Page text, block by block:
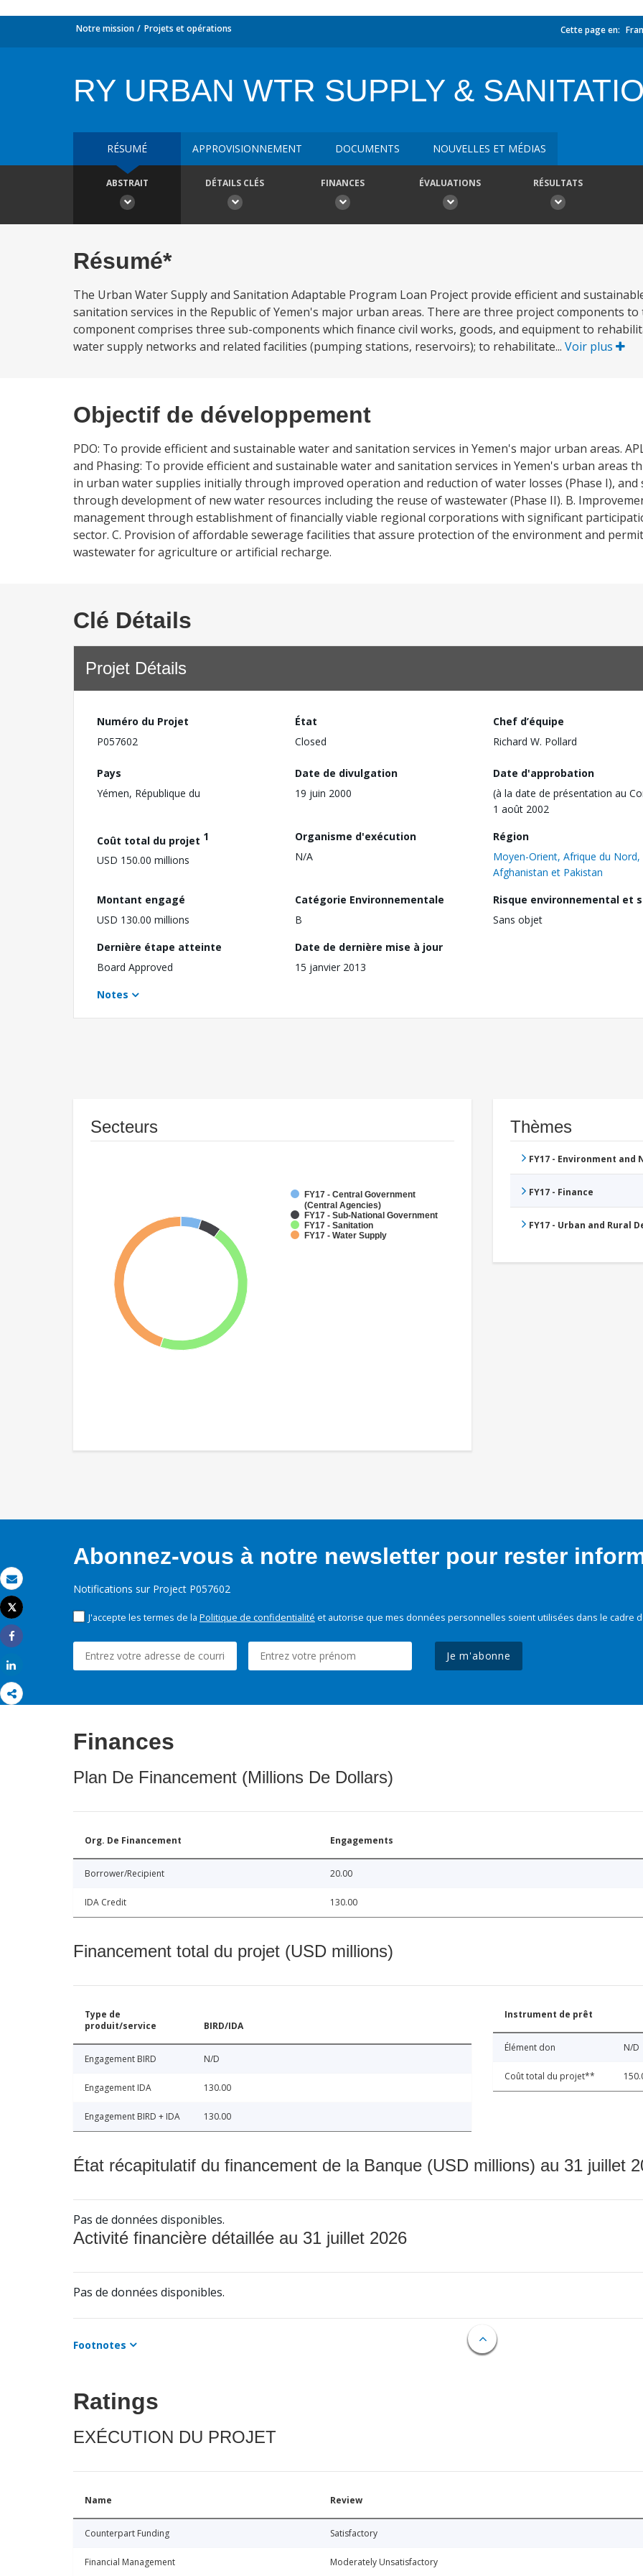
Email
Imprimer
Tweet
Share
Notre mission Projets et opérations Cette page en:
RY URBAN WTR SUPPLY &
RÉSUMÉ APPROVISIONNEMENT DOCUMENTS NOUVELLES ET MÉDIAS
ABSTRAIT DÉTAILS CLÉS FINANCES ÉVALUATIONS RÉSULTATS
Résumé*
The Urban Water Supply and Sanitation Adaptable Program Loan Project provide efficient and
sanitation services in the Republic of Yemen's major urban areas. There are three project components
component comprises three sub-components which finance civil works, goods, and equipment to
water supply networks and related facilities (pumping stations, reservoirs); to rehabilitate... Voir plus
Objectif de développement
PDO: To provide efficient and sustainable water and sanitation services in Yemen's major urban areas.
and Phasing: To provide efficient and sustainable water and sanitation services in Yemen's urban areas
in urban water supplies initially through improved operation and reduction of water losses (Phase I), and
through development of new water resources including the reuse of wastewater (Phase II). B.
management through establishment of financially viable regional corporations with significant
sector. C. Provision of affordable sewerage facilities that assure protection of the environment and
wastewater for agriculture or artificial recharge.
Clé Détails
Projet Détails
Numéro du Projet
P057602
État
Closed
Chef d’équipe
Richard W. Pollard
Pays
Yémen, République du
Date de divulgation
19 juin 2000
Date d'approbation
(à la date de présentation au
1 août 2002
Coût total du projet 1
USD 150.00 millions
Organisme d'exécution
N/A
Région
Moyen-Orient, Afrique du Nord,
Afghanistan et Pakistan
Montant engagé
USD 130.00 millions
Catégorie Environnementale
B
Risque environnemental et
Sans objet
Dernière étape atteinte
Board Approved
Date de dernière mise à jour
15 janvier 2013
Notes
Secteurs
FY17 - Central Government
(Central Agencies)
FY17 - Sub-National Government
FY17 - Sanitation
FY17 - Water Supply
Thèmes
FY17 - Environment
FY17 - Finance
FY17 - Urban and Rural
Abonnez-vous à notre newsletter pour rester
Notifications sur Project P057602
J'accepte les termes de la Politique de confidentialité et autorise que mes données personnelles soient utilisées dans le cadre
Je m'abonne
Finances
Plan De Financement (Millions De Dollars)
Org. De Financement Engagements
Borrower/Recipient 20.00
IDA Credit 130.00
Financement total du projet (USD millions)
Type de
produit/service
BIRD/IDA
Engagement BIRD N/D
Engagement IDA 130.00
Engagement BIRD + IDA 130.00
Instrument de prêt
Élément don N/D
Coût total du projet**
État récapitulatif du financement de la Banque (USD millions) au 31 juillet
Pas de données disponibles.
Activité financière détaillée au 31 juillet 2026
Pas de données disponibles.
Footnotes
Ratings
EXÉCUTION DU PROJET
Name Review
Counterpart Funding Satisfactory
Financial Management Moderately Unsatisfactory